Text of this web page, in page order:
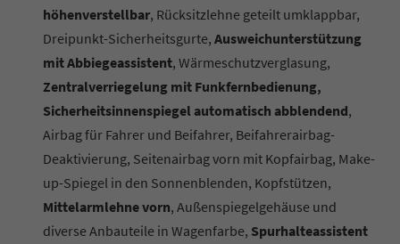
höhenverstellbar, Rücksitzlehne geteilt umklappbar,
Dreipunkt-Sicherheitsgurte, Ausweichunterstützung
mit Abbiegeassistent, Wärmeschutzverglasung,
Zentralverriegelung mit Funkfernbedienung,
Sicherheitsinnenspiegel automatisch abblendend,
Airbag für Fahrer und Beifahrer, Beifahrerairbag-
Deaktivierung, Seitenairbag vorn mit Kopfairbag, Make-
up-Spiegel in den Sonnenblenden, Kopfstützen,
Mittelarmlehne vorn, Außenspiegelgehäuse und
diverse Anbauteile in Wagenfarbe, Spurhalteassistent